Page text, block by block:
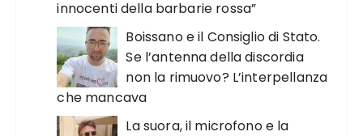
innocenti della barbarie rossa”
Boissano e il Consiglio di Stato.
Se l’antenna della discordia
non la rimuovo? L’interpellanza
che mancava
La suora, il microfono e la